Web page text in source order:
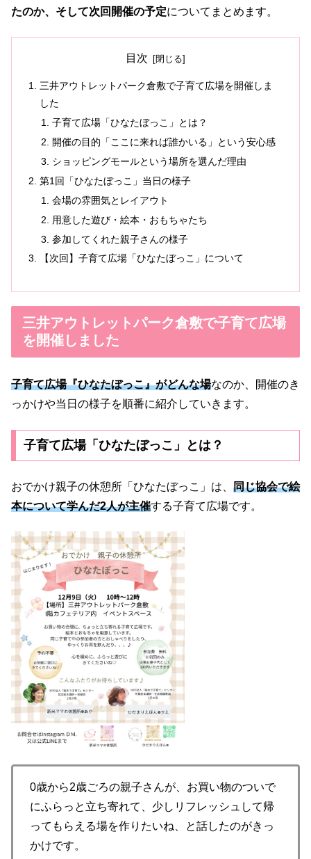
たのか、 そして次回開催の予定についてまとめます。
目次
三井アウトレットパーク倉敷で子育て広場を開催しま
した
子育て広場「ひなたぼっこ」とは？
開催の目的「ここに来れば誰かいる」という安心感
ショッピングモールという場所を選んだ理由
第1回「ひなたぼっこ」当日の様子
会場の雰囲気とレイアウト
用意した遊び・絵本・おもちゃたち
参加してくれた親子さんの様子
【次回】子育て広場「ひなたぼっこ」について
三井アウトレットパーク倉敷で子育て広場
を開催しました
子育て広場『ひなたぼっこ』がどんな場なのか、開催のき
っかけや当日の様子を順番に紹介していきます。
子育て広場「ひなたぼっこ」とは？
おでかけ親子の休憩所「ひなたぼっこ」は、 同じ協会で絵
本について学んだ2人が主催する子育て広場です。
0歳から2歳ごろの親子さんが、お買い物のついで
にふらっと立ち寄れて、少しリフレッシュして帰
ってもらえる場を作りたいね、と話したのがきっ
かけです。